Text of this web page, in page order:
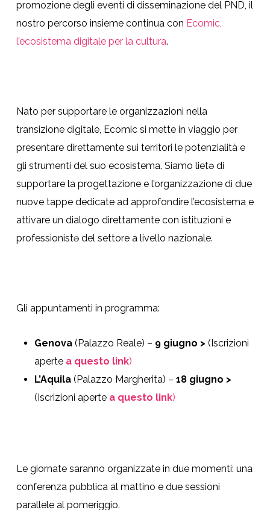
promozione degli eventi di disseminazione del PND, il
nostro percorso insieme continua con Ecomic,
l’ecosistema digitale per la cultura.
Nato per supportare le organizzazioni nella
transizione digitale, Ecomic si mette in viaggio per
presentare direttamente sui territori le potenzialità e
gli strumenti del suo ecosistema. Siamo lietə di
supportare la progettazione e l’organizzazione di due
nuove tappe dedicate ad approfondire l’ecosistema e
attivare un dialogo direttamente con istituzioni e
professionistə del settore a livello nazionale.
Gli appuntamenti in programma:
Genova(Palazzo Reale) – 9 giugno > (Iscrizioni
aperte a questo link)
L’Aquila(Palazzo Margherita) – 18 giugno >
(Iscrizioni aperte a questo link)
Le giornate saranno organizzate in due momenti: una
conferenza pubblica al mattino e due sessioni
parallele al pomeriggio.